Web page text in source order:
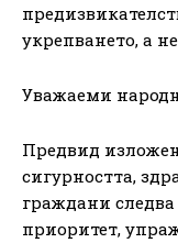
укрепването, а
Уважаеми
Предвид
сигурността,
граждани
приоритет,